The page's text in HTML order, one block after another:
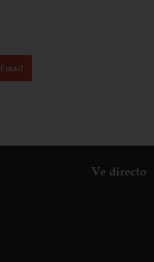
Email
Ve directo